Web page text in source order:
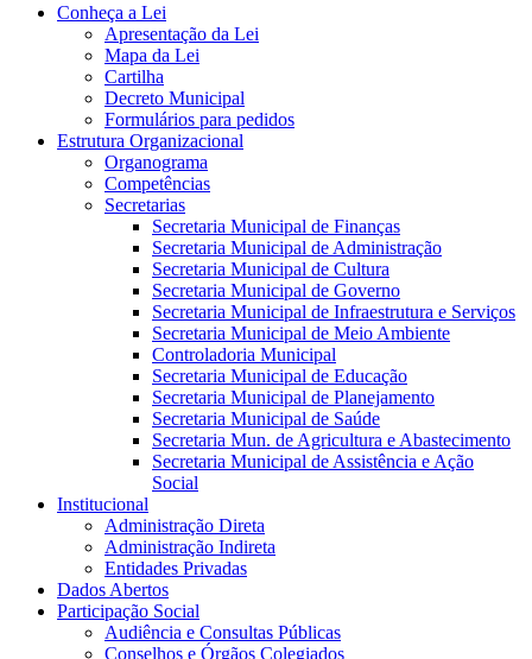
Conheça a Lei
Apresentação da Lei
Mapa da Lei
Cartilha
Decreto Municipal
Formulários para pedidos
Estrutura Organizacional
Organograma
Competências
Secretarias
Secretaria Municipal de Finanças
Secretaria Municipal de Administração
Secretaria Municipal de Cultura
Secretaria Municipal de Governo
Secretaria Municipal de Infraestrutura e Serviços
Secretaria Municipal de Meio Ambiente
Controladoria Municipal
Secretaria Municipal de Educação
Secretaria Municipal de Planejamento
Secretaria Municipal de Saúde
Secretaria Mun. de Agricultura e Abastecimento
Secretaria Municipal de Assistência e Ação
Social
Institucional
Administração Direta
Administração Indireta
Entidades Privadas
Dados Abertos
Participação Social
Audiência e Consultas Públicas
Conselhos e Órgãos Colegiados